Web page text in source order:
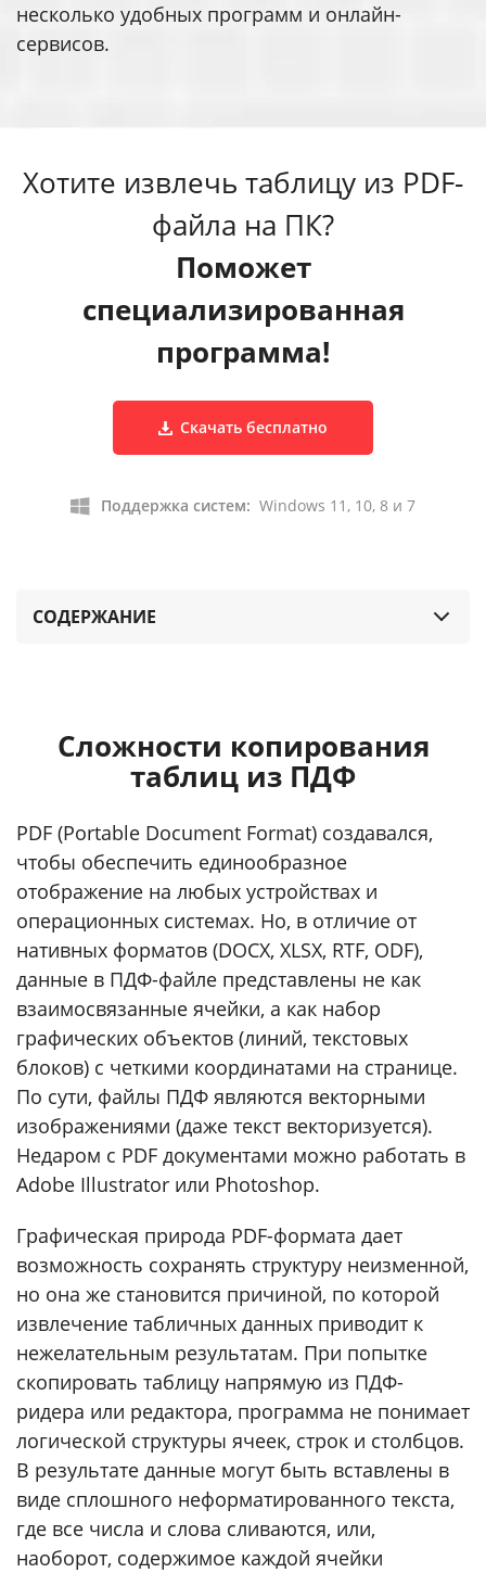
несколько удобных программ и онлайн-
сервисов.
Хотите извлечь таблицу из PDF-
файла на ПК?
Поможет
специализированная
программа!
Скачать бесплатно
Поддержка систем: Windows 11, 10, 8 и 7
СОДЕРЖАНИЕ
Сложности копирования
таблиц из ПДФ
PDF (Portable Document Format) создавался,
чтобы обеспечить единообразное
отображение на любых устройствах и
операционных системах. Но, в отличие от
нативных форматов (DOCX, XLSX, RTF, ODF),
данные в ПДФ-файле представлены не как
взаимосвязанные ячейки, а как набор
графических объектов (линий, текстовых
блоков) с четкими координатами на странице.
По сути, файлы ПДФ являются векторными
изображениями (даже текст векторизуется).
Недаром с PDF документами можно работать в
Adobe Illustrator или Photoshop.
Графическая природа PDF-формата дает
возможность сохранять структуру неизменной,
но она же становится причиной, по которой
извлечение табличных данных приводит к
нежелательным результатам. При попытке
скопировать таблицу напрямую из ПДФ-
ридера или редактора, программа не понимает
логической структуры ячеек, строк и столбцов.
В результате данные могут быть вставлены в
виде сплошного неформатированного текста,
где все числа и слова сливаются, или,
наоборот, содержимое каждой ячейки